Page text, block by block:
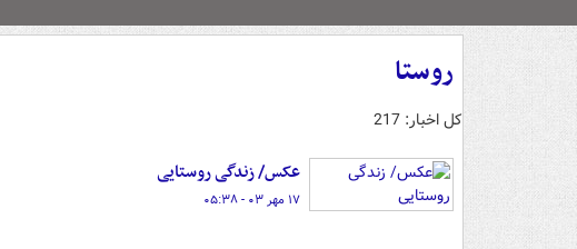
روستا
کل اخبار: 217
عکس/ زندگی روستایی
۱۷ مهر ۰۳ - ۰۵:۳۸